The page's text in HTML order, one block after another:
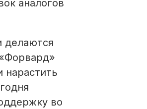
аналогов
делаются
нарастить
во